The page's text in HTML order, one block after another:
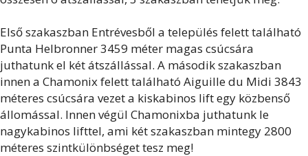
Első szakaszban Entrévesből a település felett található
Punta Helbronner 3459 méter magas csúcsára
juthatunk el két átszállással. A második szakaszban
innen a Chamonix felett található Aiguille du Midi 3843
méteres csúcsára vezet a kiskabinos lift egy közbenső
állomással. Innen végül Chamonixba juthatunk le
nagykabinos lifttel, ami két szakaszban mintegy 2800
méteres szintkülönbséget tesz meg!